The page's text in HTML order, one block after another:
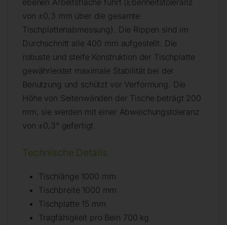
von ±0,3 mm über die gesamte
Tischplattenabmessung). Die Rippen sind im
Durchschnitt alle 400 mm aufgestellt. Die
robuste und steife Konstruktion der Tischplatte
gewährleistet maximale Stabilität bei der
Benutzung und schützt vor Verformung. Die
Höhe von Seitenwänden der Tische beträgt 200
mm, sie werden mit einer Abweichungstoleranz
von ±0,3° gefertigt.
Technische Details
Tischlänge 1000 mm
Tischbreite 1000 mm
Tischplatte 15 mm
Tragfähigkeit pro Bein 700 kg